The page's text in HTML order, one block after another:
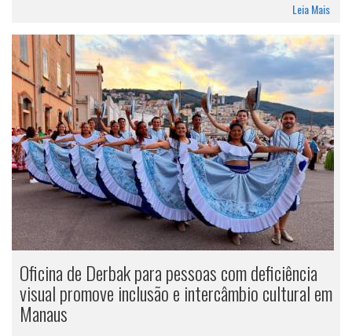
Leia Mais
Oficina de Derbak para pessoas com deficiência
visual promove inclusão e intercâmbio cultural em
Manaus